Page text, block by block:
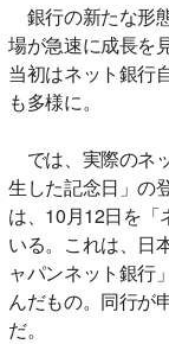
銀行の新たな形
場が急速に成長を
当初はネット銀行
も多様に。
では、実際のネ
生した記念日」の
は、10月12日を「
いる。これは、日
ャパンネット銀行
んだもの。同行が
だ。